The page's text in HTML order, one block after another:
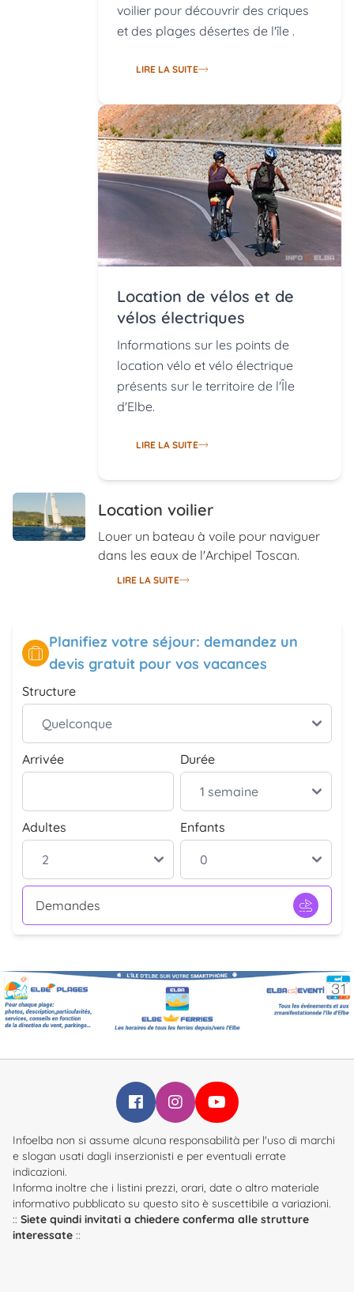
voilier pour découvrir des criques
et des plages désertes de l'île .
LIRE LA SUITE
Location de vélos et de
vélos électriques
Informations sur les points de
location vélo et vélo électrique
présents sur le territoire de l'Île
d'Elbe.
LIRE LA SUITE
Location voilier
Louer un bateau à voile pour naviguer
dans les eaux de l'Archipel Toscan.
LIRE LA SUITE
Planifiez votre séjour: demandez un
devis gratuit pour vos vacances
Structure
Arrivée Durée
Adultes Enfants
Demandes
Infoelba su Facebook
Infoelba su Instagram
Infoelba su YouTube
Infoelba non si assume alcuna responsabilità per l'uso di marchi
e slogan usati dagli inserzionisti e per eventuali errate
indicazioni.
Informa inoltre che i listini prezzi, orari, date o altro materiale
informativo pubblicato su questo sito è suscettibile a variazioni.
:: Siete quindi invitati a chiedere conferma alle strutture
interessate ::